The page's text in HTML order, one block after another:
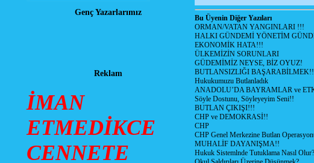
Genç Yazarlarımız
Reklam
İMAN
ETMEDİKCE
CENNETE
Bu Üyenin Diğer Yazıları
ORMAN/VATAN YANGINLARI !!!
HALKI GÜNDEMİ YÖNETİM
EKONOMİK HATA!!!
ÜLKEMİZİN SORUNLARI
GÜDEMİMİZ NEYSE, BİZ OYUZ!
BUTLANSIZLIĞI
Hukukumuzu Butlanladık
ANADOLU’DA BAYRAMLAR ve
Söyle Dostunu, Söyleyeyim Seni!!
BUTLAN ÇIKIŞI!!!
CHP ve DEMOKRASİ!!
CHP
CHP Genel Merkezine Butlan
MUHALİF DAYANIŞMA!!
Hukuk Sistemlnde Tutuklama Nasıl Olur?